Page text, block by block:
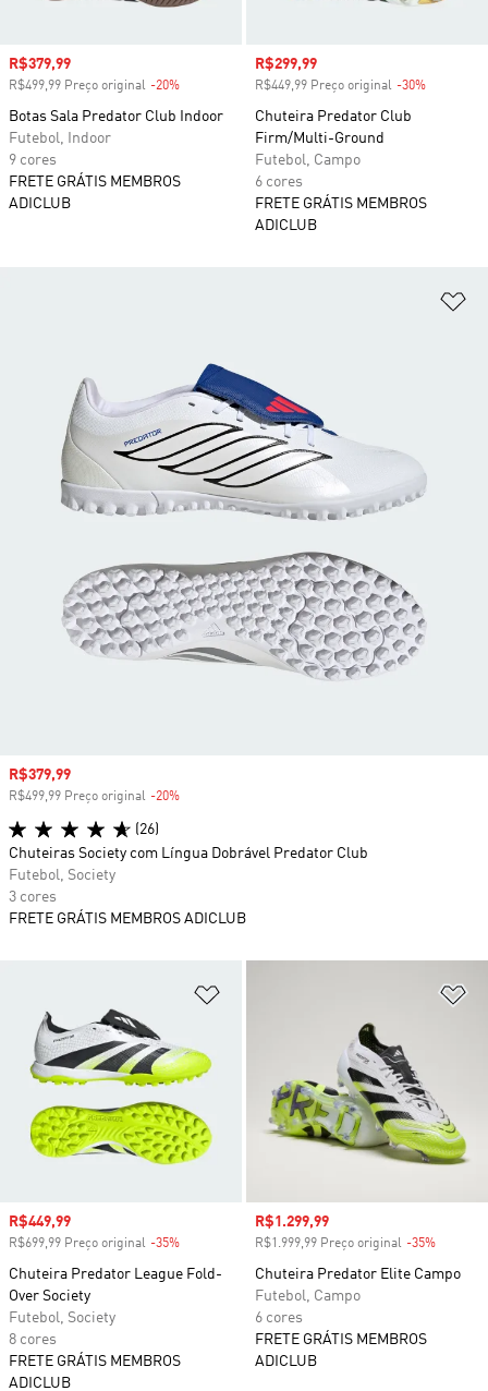
Preço com desconto
R$379,99
R$499,99 Preço original -20%
Botas Sala Predator Club Indoor
Futebol, Indoor
9 cores
FRETE GRÁTIS MEMBROS
ADICLUB
Preço com desconto
R$299,99
R$449,99 Preço original -30%
Chuteira Predator Club
Firm/Multi-Ground
Futebol, Campo
6 cores
FRETE GRÁTIS MEMBROS
ADICLUB
Adicionar à Lista de Desejos
Preço com desconto
R$449,99
R$699,99 Preço original -35%
Chuteira Predator League Fold-
Over Society
Futebol, Society
8 cores
FRETE GRÁTIS MEMBROS
ADICLUB
Preço com desconto
R$1.299,99
R$1.999,99 Preço original -35%
Chuteira Predator Elite Campo
Futebol, Campo
6 cores
FRETE GRÁTIS MEMBROS
ADICLUB
Preço com desconto
R$379,99
R$499,99 Preço original -20%
(26)
Chuteiras Society com Língua Dobrável Predator Club
Futebol, Society
3 cores
FRETE GRÁTIS MEMBROS ADICLUB